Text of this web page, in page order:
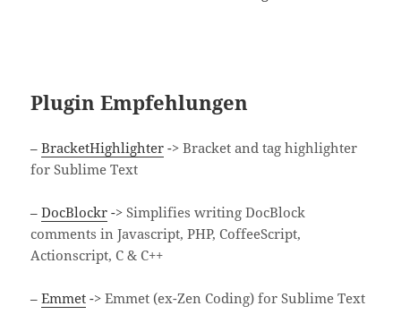
Plugin Empfehlungen
–BracketHighlighter ->Bracket and tag highlighter
for Sublime Text
–DocBlockr ->Simplifies writing DocBlock
comments in Javascript, PHP, CoffeeScript,
Actionscript, C & C++
–Emmet ->Emmet (ex-Zen Coding) for Sublime Text